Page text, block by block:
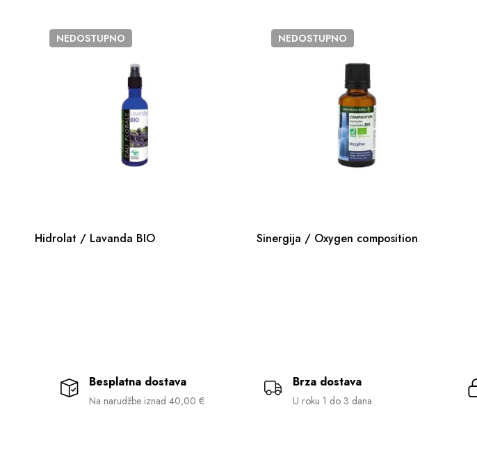
NEDOSTUPNO
Hidrolat / Lavanda BIO
NEDOSTUPNO
Sinergija / Oxygen composition
Besplatna dostava
Na narudžbe iznad 40,00 €
Brza dostava
U roku 1 do 3 dana